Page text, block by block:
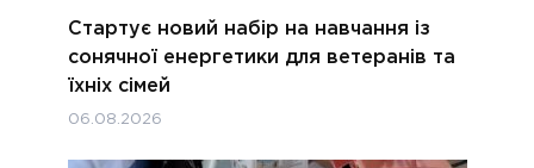
Стартує новий набір на навчання із
сонячної енергетики для ветеранів та
їхніх сімей
06.08.2026